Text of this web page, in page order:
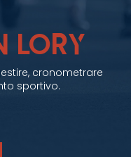
LORY
cronometrare
sportivo.